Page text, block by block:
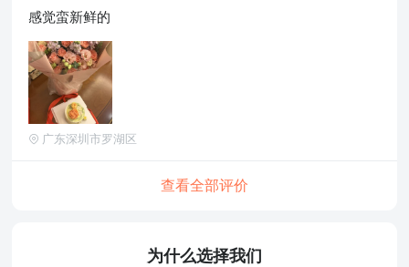
感觉蛮新鲜的
广东深圳市罗湖区
查看全部评价
为什么选择我们